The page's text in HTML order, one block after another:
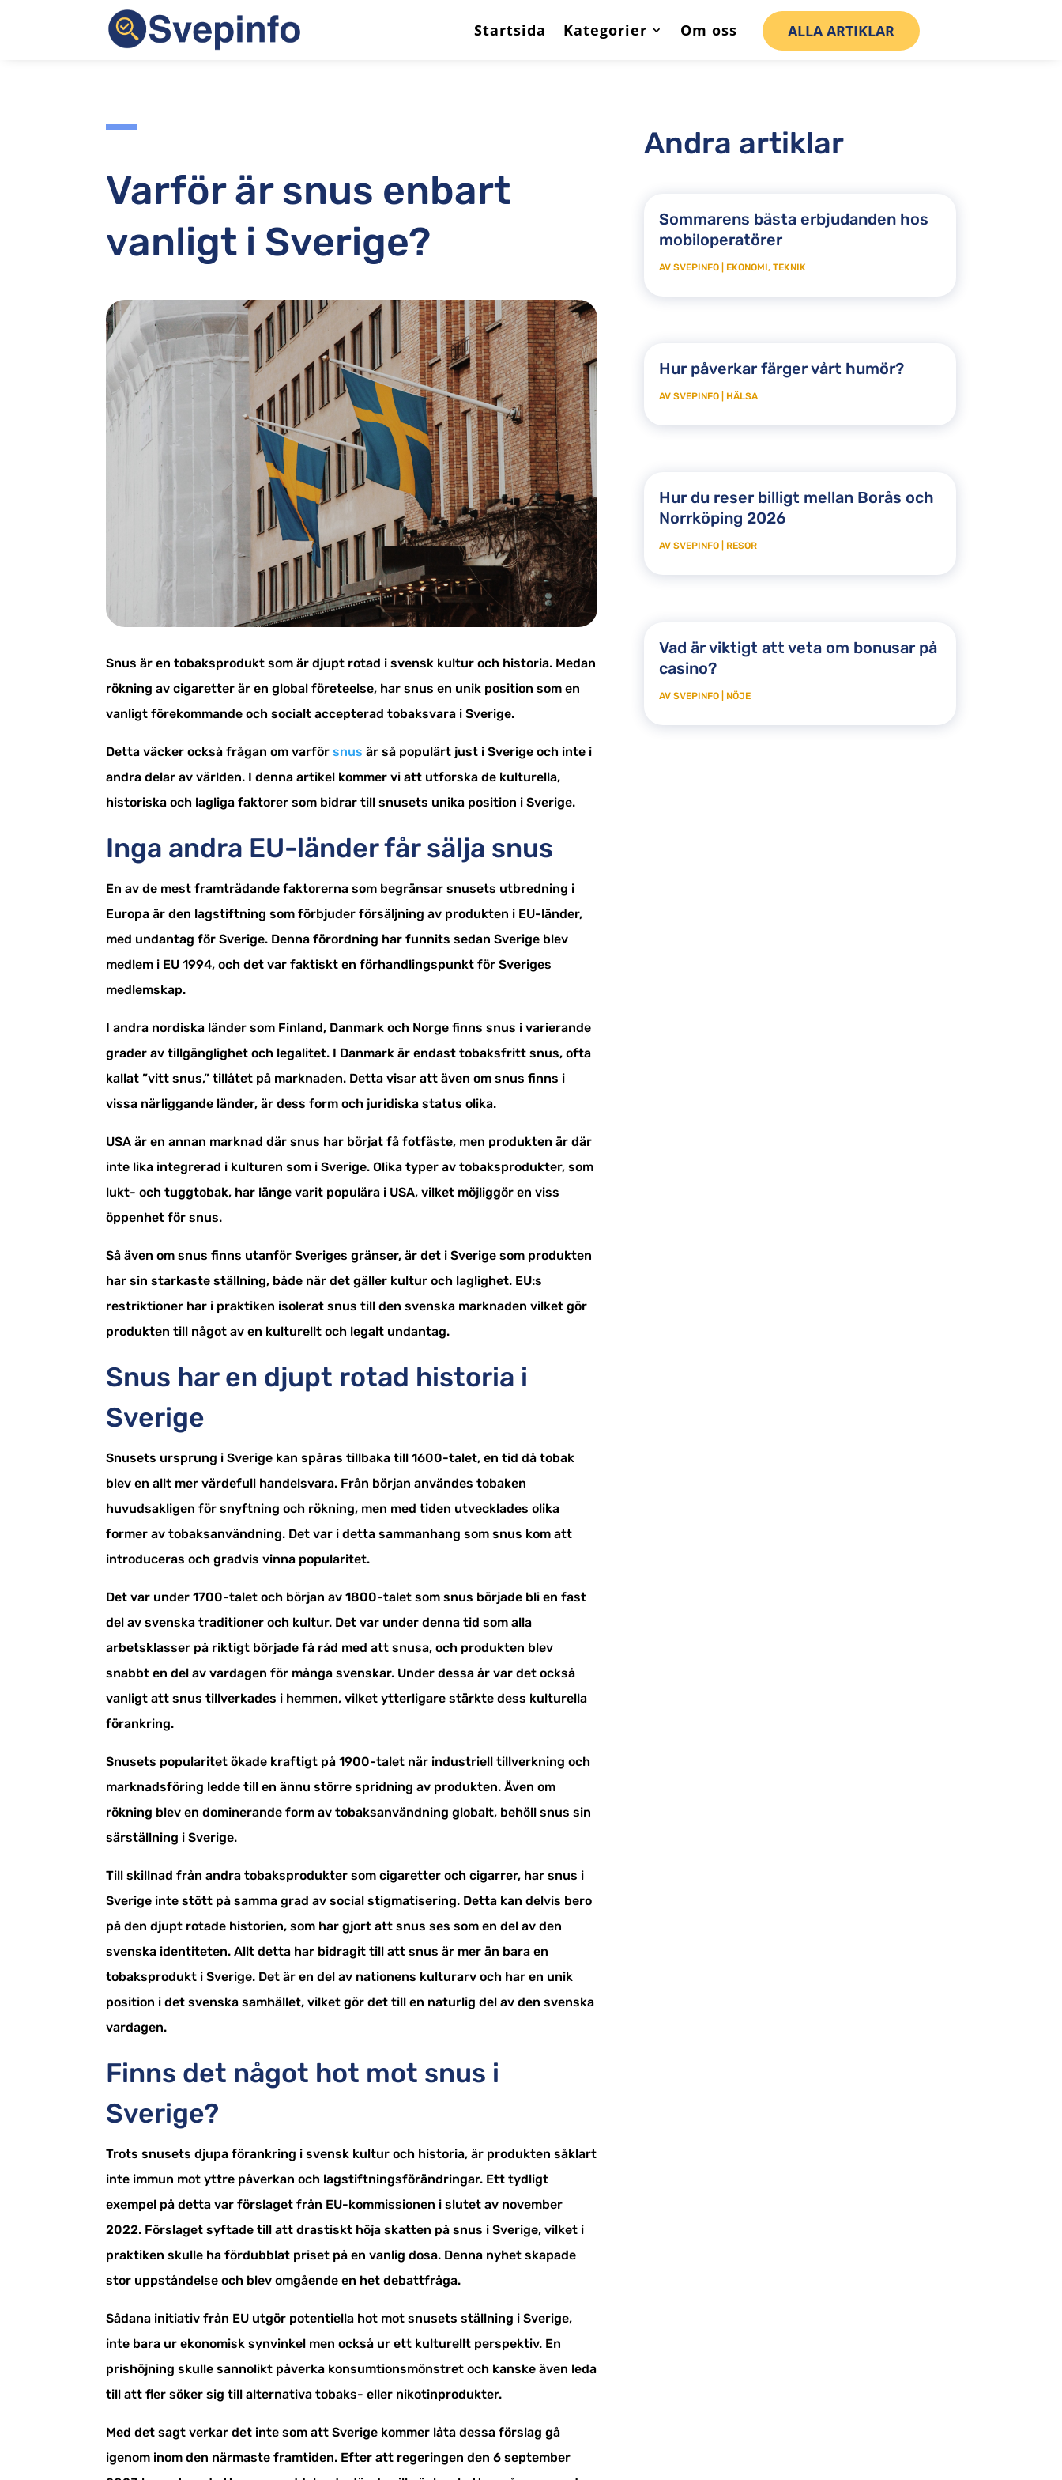
Startsida Kategorier Om oss ALLA ARTIKLAR
Varför är snus enbart
vanligt i Sverige?
Snus är en tobaksprodukt som är djupt rotad i svensk kultur och historia. Medan
rökning av cigaretter är en global företeelse, har snus en unik position som en
vanligt förekommande och socialt accepterad tobaksvara i Sverige.
Detta väcker också frågan om varförsnus är så populärt just i Sverige och inte i
andra delar av världen. I denna artikel kommer vi att utforska de kulturella,
historiska och lagliga faktorer som bidrar till snusets unika position i Sverige.
Inga andra EU-länder får sälja snus
En av de mest framträdande faktorerna som begränsar snusets utbredning i
Europa är den lagstiftning som förbjuder försäljning av produkten i EU-länder,
med undantag för Sverige. Denna förordning har funnits sedan Sverige blev
medlem i EU 1994, och det var faktiskt en förhandlingspunkt för Sveriges
medlemskap.
I andra nordiska länder som Finland, Danmark och Norge finns snus i varierande
grader av tillgänglighet och legalitet. I Danmark är endast tobaksfritt snus, ofta
kallat ”vitt snus,” tillåtet på marknaden. Detta visar att även om snus finns i
vissa närliggande länder, är dess form och juridiska status olika.
USA är en annan marknad där snus har börjat få fotfäste, men produkten är där
inte lika integrerad i kulturen som i Sverige. Olika typer av tobaksprodukter, som
lukt- och tuggtobak, har länge varit populära i USA, vilket möjliggör en viss
öppenhet för snus.
Så även om snus finns utanför Sveriges gränser, är det i Sverige som produkten
har sin starkaste ställning, både när det gäller kultur och laglighet. EU:s
restriktioner har i praktiken isolerat snus till den svenska marknaden vilket gör
produkten till något av en kulturellt och legalt undantag.
Snus har en djupt rotad historia i
Sverige
Snusets ursprung i Sverige kan spåras tillbaka till 1600-talet, en tid då tobak
blev en allt mer värdefull handelsvara. Från början användes tobaken
huvudsakligen för snyftning och rökning, men med tiden utvecklades olika
former av tobaksanvändning. Det var i detta sammanhang som snus kom att
introduceras och gradvis vinna popularitet.
Det var under 1700-talet och början av 1800-talet som snus började bli en fast
del av svenska traditioner och kultur. Det var under denna tid som alla
arbetsklasser på riktigt började få råd med att snusa, och produkten blev
snabbt en del av vardagen för många svenskar. Under dessa år var det också
vanligt att snus tillverkades i hemmen, vilket ytterligare stärkte dess kulturella
förankring.
Snusets popularitet ökade kraftigt på 1900-talet när industriell tillverkning och
marknadsföring ledde till en ännu större spridning av produkten. Även om
rökning blev en dominerande form av tobaksanvändning globalt, behöll snus sin
särställning i Sverige.
Till skillnad från andra tobaksprodukter som cigaretter och cigarrer, har snus i
Sverige inte stött på samma grad av social stigmatisering. Detta kan delvis bero
på den djupt rotade historien, som har gjort att snus ses som en del av den
svenska identiteten. Allt detta har bidragit till att snus är mer än bara en
tobaksprodukt i Sverige. Det är en del av nationens kulturarv och har en unik
position i det svenska samhället, vilket gör det till en naturlig del av den svenska
vardagen.
Finns det något hot mot snus i
Sverige?
Trots snusets djupa förankring i svensk kultur och historia, är produkten såklart
inte immun mot yttre påverkan och lagstiftningsförändringar. Ett tydligt
exempel på detta var förslaget från EU-kommissionen i slutet av november
2022. Förslaget syftade till att drastiskt höja skatten på snus i Sverige, vilket i
praktiken skulle ha fördubblat priset på en vanlig dosa. Denna nyhet skapade
stor uppståndelse och blev omgående en het debattfråga.
Sådana initiativ från EU utgör potentiella hot mot snusets ställning i Sverige,
inte bara ur ekonomisk synvinkel men också ur ett kulturellt perspektiv. En
prishöjning skulle sannolikt påverka konsumtionsmönstret och kanske även leda
till att fler söker sig till alternativa tobaks- eller nikotinprodukter.
Med det sagt verkar det inte som att Sverige kommer låta dessa förslag gå
igenom inom den närmaste framtiden. Efter att regeringen den 6 september
Andra artiklar
Sommarens bästa erbjudanden hos
mobiloperatörer
AV SVEPINFO| EKONOMI, TEKNIK
Hur påverkar färger vårt humör?
AV SVEPINFO| HÄLSA
Hur du reser billigt mellan Borås och
Norrköping 2026
AV SVEPINFO| RESOR
Vad är viktigt att veta om bonusar på
casino?
AV SVEPINFO| NÖJE